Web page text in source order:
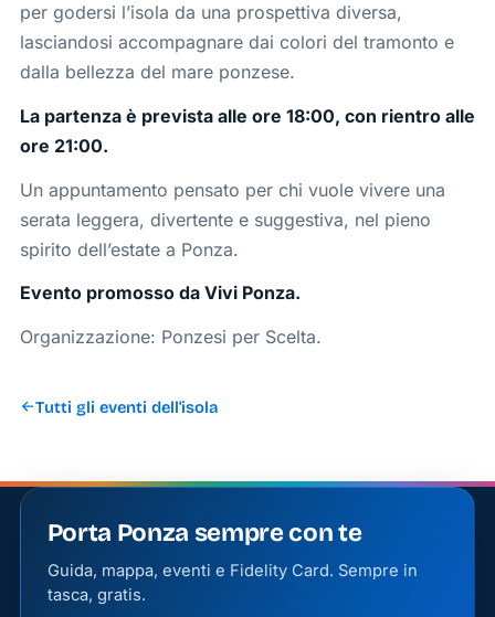
per godersi l’isola da una prospettiva diversa,
lasciandosi accompagnare dai colori del tramonto e
dalla bellezza del mare ponzese.
La partenza è prevista alle ore 18:00, con rientro alle
ore 21:00.
Un appuntamento pensato per chi vuole vivere una
serata leggera, divertente e suggestiva, nel pieno
spirito dell’estate a Ponza.
Evento promosso da Vivi Ponza.
Organizzazione: Ponzesi per Scelta.
Tutti gli eventi dell'isola
Porta Ponza sempre con te
Guida, mappa, eventi e Fidelity Card. Sempre in
tasca, gratis.